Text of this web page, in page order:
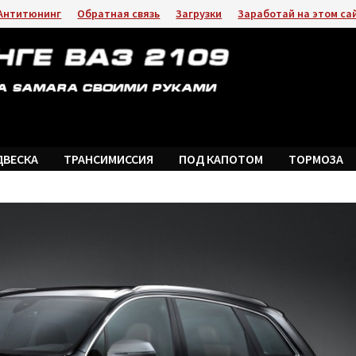
Обратная связь Загрузки Заработай на этом
ТРАНСИМИССИЯ ПОД КАПОТОМ ТОРМОЗА